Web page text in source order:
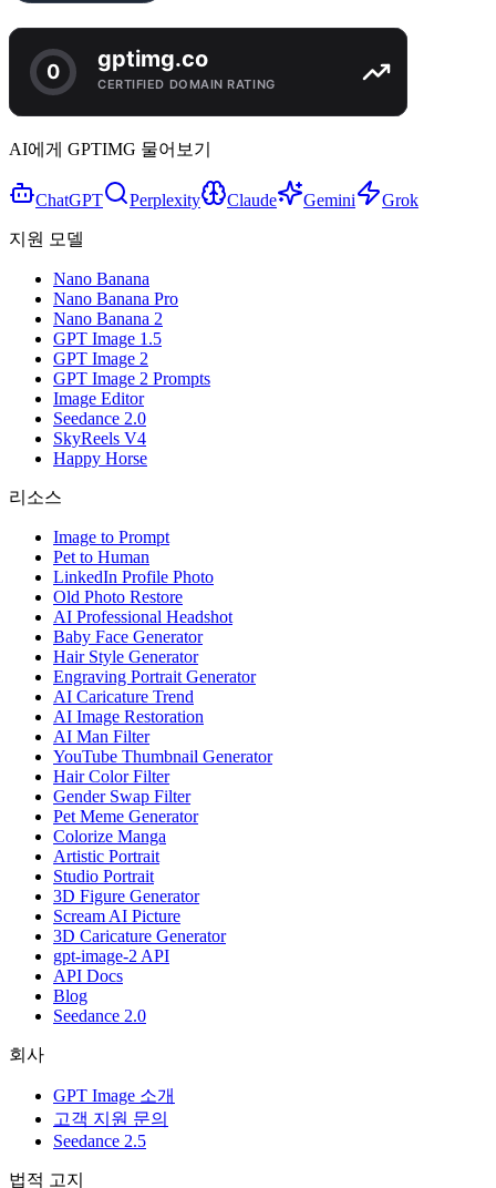
AI에게 GPTIMG 물어보기
ChatGPT Perplexity Claude Gemini Grok
지원 모델
Nano Banana
Nano Banana Pro
Nano Banana 2
GPT Image 1.5
GPT Image 2
GPT Image 2 Prompts
Image Editor
Seedance 2.0
SkyReels V4
Happy Horse
리소스
Image to Prompt
Pet to Human
LinkedIn Profile Photo
Old Photo Restore
AI Professional Headshot
Baby Face Generator
Hair Style Generator
Engraving Portrait Generator
AI Caricature Trend
AI Image Restoration
AI Man Filter
YouTube Thumbnail Generator
Hair Color Filter
Gender Swap Filter
Pet Meme Generator
Colorize Manga
Artistic Portrait
Studio Portrait
3D Figure Generator
Scream AI Picture
3D Caricature Generator
gpt-image-2 API
API Docs
Blog
Seedance 2.0
회사
GPT Image 소개
고객 지원 문의
Seedance 2.5
법적 고지